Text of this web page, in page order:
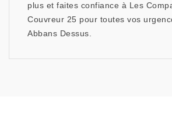
plus et faites confiance à Les
Couvreur 25 pour toutes vos
Abbans Dessus.